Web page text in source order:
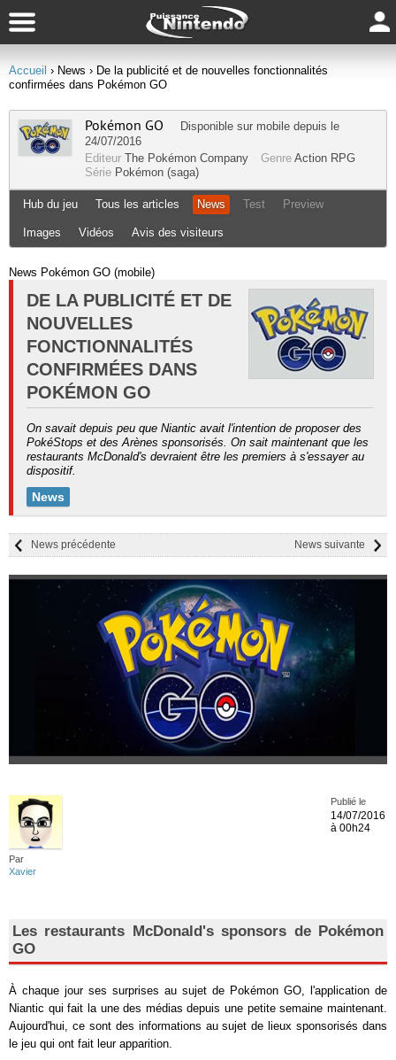
Accueil › News › De la publicité et de nouvelles fonctionnalités
confirmées dans Pokémon GO
Pokémon GO Disponible sur mobile depuis le
24/07/2016
Editeur The Pokémon Company Genre Action RPG
Série Pokémon (saga)
Hub du jeu Tous les articles News Test Preview
Images Vidéos Avis des visiteurs
News Pokémon GO (mobile)
DE LA PUBLICITÉ ET DE
NOUVELLES
FONCTIONNALITÉS
CONFIRMÉES DANS
POKÉMON GO
On savait depuis peu que Niantic avait l'intention de proposer des
PokéStops et des Arènes sponsorisés. On sait maintenant que les
restaurants McDonald's devraient être les premiers à s'essayer au
dispositif.
News
News suivante
News précédente
Par
Xavier
Publié le
14/07/2016
à 00h24
Les restaurants McDonald's sponsors de Pokémon
GO
À chaque jour ses surprises au sujet de Pokémon GO, l'application de
Niantic qui fait la une des médias depuis une petite semaine maintenant.
Aujourd'hui, ce sont des informations au sujet de lieux sponsorisés dans
le jeu qui ont fait leur apparition.